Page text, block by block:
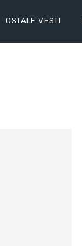
OSTALE VESTI